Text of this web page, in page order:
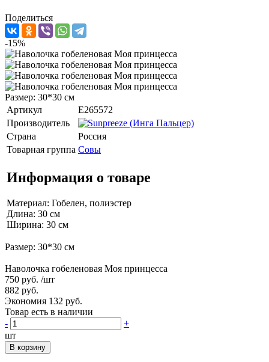
Поделиться
-15%
Размер: 30*30 см
Артикул
E265572
Производитель
Страна
Россия
Товарная группа Совы
Информация о товаре
Материал: Гобелен, полиэстер
Длина: 30 см
Ширина: 30 см
Размер: 30*30 см
Наволочка гобеленовая Моя принцесса
750 руб. /шт
882 руб.
Экономия 132 руб.
Товар есть в наличии
-
+
шт
В корзину